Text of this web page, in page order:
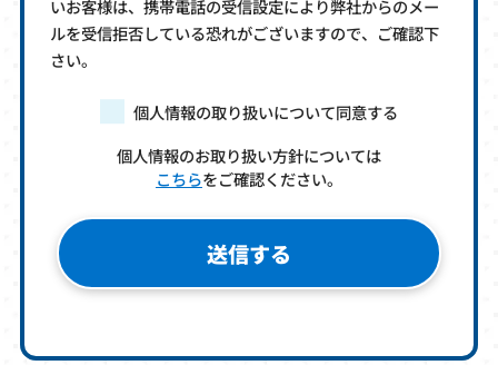
いお客様は、携帯電話の受信設定により弊社からのメー
ルを受信拒否している恐れがございますので、ご確認下
さい。
個人情報の取り扱いについて同意する
個人情報のお取り扱い方針については
こちらをご確認ください。